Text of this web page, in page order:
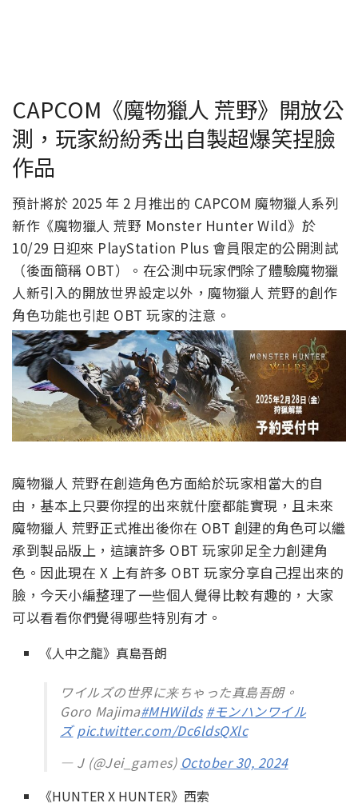
CAPCOM《魔物獵人 荒野》開放公
測，玩家紛紛秀出自製超爆笑捏臉
作品
預計將於 2025 年 2 月推出的 CAPCOM 魔物獵人系列
新作《魔物獵人 荒野 Monster Hunter Wild》於
10/29 日迎來 PlayStation Plus 會員限定的公開測試
（後面簡稱 OBT）。在公測中玩家們除了體驗魔物獵
人新引入的開放世界設定以外，魔物獵人 荒野的創作
角色功能也引起 OBT 玩家的注意。
魔物獵人 荒野在創造角色方面給於玩家相當大的自
由，基本上只要你捏的出來就什麼都能實現，且未來
魔物獵人 荒野正式推出後你在 OBT 創建的角色可以繼
承到製品版上，這讓許多 OBT 玩家卯足全力創建角
色。因此現在 X 上有許多 OBT 玩家分享自己捏出來的
臉，今天小編整理了一些個人覺得比較有趣的，大家
可以看看你們覺得哪些特別有才。
《人中之龍》真島吾朗
ワイルズの世界に来ちゃった真島吾朗。
Goro Majima#MHWilds #モンハンワイル
ズ pic.twitter.com/Dc6ldsQXlc
— J (@Jei_games) October 30, 2024
《HUNTER X HUNTER》西索